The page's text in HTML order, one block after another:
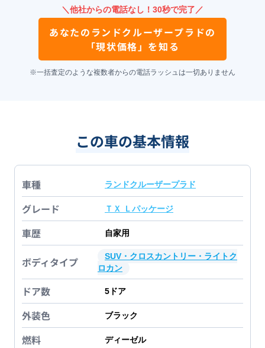
＼他社からの電話なし！30秒で完了／
あなたの ランドクルーザープラドの
「現状価格」を知る
※一括査定のような複数者からの電話ラッシュは一切ありません
この車の基本情報
車種 ランドクルーザープラド
グレード ＴＸ Ｌパッケージ
車歴 自家用
ボディタイプ
SUV・クロスカントリー・ライトク
ロカン
ドア数 5 ドア
外装色 ブラック
燃料 ディーゼル